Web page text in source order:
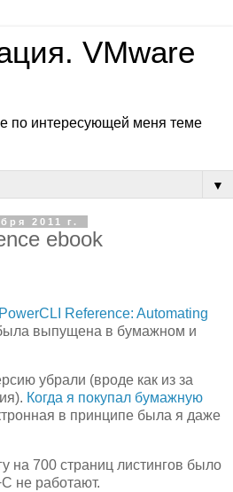
VMware
по интересующей меня теме
▼
2011 г.
ebook
Reference: Automating
выпущена в бумажном и
убрали (вроде как из за
Когда я покупал бумажную
в принципе была я даже
на 700 страниц листингов было
не работают.